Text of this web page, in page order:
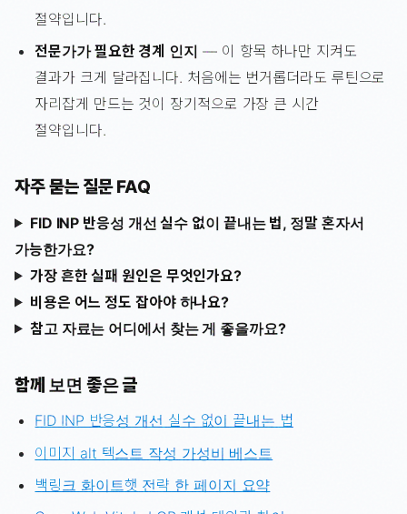
절약입니다.
전문가가 필요한 경계 인지 — 이 항목 하나만 지켜도
결과가 크게 달라집니다. 처음에는 번거롭더라도 루틴으로
자리잡게 만드는 것이 장기적으로 가장 큰 시간
절약입니다.
자주 묻는 질문 FAQ
FID INP 반응성 개선 실수 없이 끝내는 법, 정말 혼자서
가능한가요?
가장 흔한 실패 원인은 무엇인가요?
비용은 어느 정도 잡아야 하나요?
참고 자료는 어디에서 찾는 게 좋을까요?
함께 보면 좋은 글
FID INP 반응성 개선 실수 없이 끝내는 법
이미지 alt 텍스트 작성 가성비 베스트
백링크 화이트햇 전략 한 페이지 요약